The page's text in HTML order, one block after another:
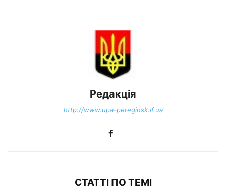
Редакція
http://www.upa-pereginsk.if.ua
СТАТТІ ПО ТЕМІ